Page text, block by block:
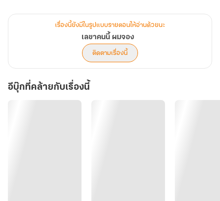
เรื่องนี้ยังมีในรูปแบบรายตอนให้อ่านด้วยนะ
เลขาคนนี้ ผมจอง
ติดตามเรื่องนี้
อีบุ๊กที่คล้ายกับเรื่องนี้